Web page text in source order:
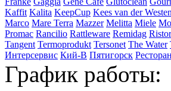
Kaffit Kalita KeepCup Kees van der Westen
Marco Mare Terra Mazzer Melitta Miele
Promac Rancilio Rattleware Remidag
Tangent Termoprodukt Tersonet The Water
Интерсервис Кий-В Пятигорск
График работы: